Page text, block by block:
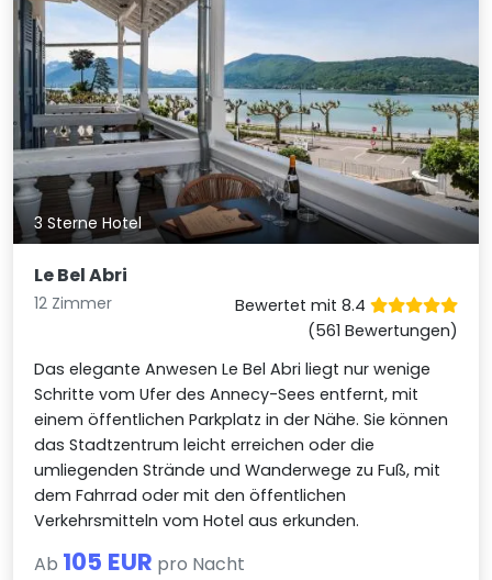
3 Sterne Hotel
Le Bel Abri
12 Zimmer
Bewertet mit 8.4
(561 Bewertungen)
Das elegante Anwesen Le Bel Abri liegt nur wenige
Schritte vom Ufer des Annecy-Sees entfernt, mit
einem öffentlichen Parkplatz in der Nähe. Sie können
das Stadtzentrum leicht erreichen oder die
umliegenden Strände und Wanderwege zu Fuß, mit
dem Fahrrad oder mit den öffentlichen
Verkehrsmitteln vom Hotel aus erkunden.
Ab 105 EUR pro Nacht